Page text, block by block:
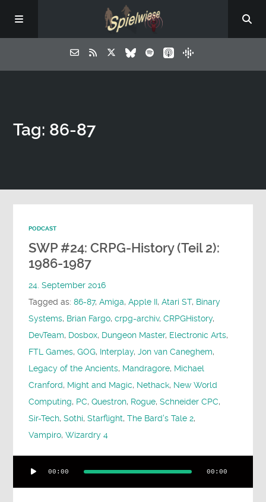
Tag: 86-87
PODCAST
SWP #24: CRPG-History (Teil 2):
1986-1987
24. September 2016
Tagged as:86-87,Amiga,Apple II,Atari ST, Binary
Systems, Brian Fargo,crpg-archiv,CRPGHistory,
DevTeam, Dosbox, Dungeon Master, Electronic Arts,
FTL Games,GOG, Interplay,Jon van Caneghem,
Legacy of the Ancients, Mandragore, Michael
Cranford, Might and Magic, Nethack, New World
Computing, PC,Questron, Rogue,Schneider CPC,
Sir-Tech,Sothi,Starflight,The Bard's Tale 2,
Vampiro,Wizardry 4
Player
00:00 00:00